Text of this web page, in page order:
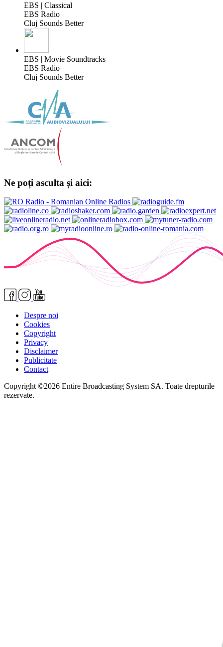
EBS | Classical
EBS Radio
Cluj Sounds Better
EBS | Movie Soundtracks
EBS Radio
Cluj Sounds Better
Ne poți asculta și aici:
Despre noi
Cookies
Copyright
Privacy
Disclaimer
Publicitate
Contact
Copyright ©2026 Entire Broadcasting System SA. Toate drepturile
rezervate.